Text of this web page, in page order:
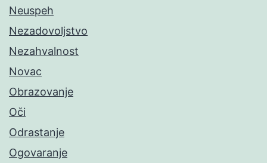
Neuspeh
Nezadovoljstvo
Nezahvalnost
Novac
Obrazovanje
Oči
Odrastanje
Ogovaranje